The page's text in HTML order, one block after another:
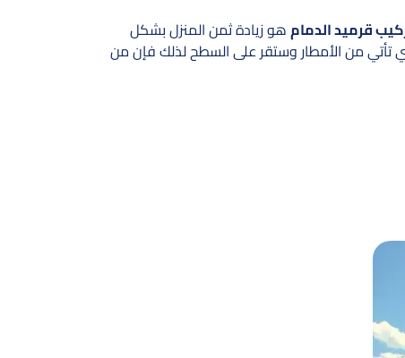
قرميد الدمامهو زيادة ثمن المنزل بشكل
تأتي من الأمطار وستقر على السطح لذلك فإن من